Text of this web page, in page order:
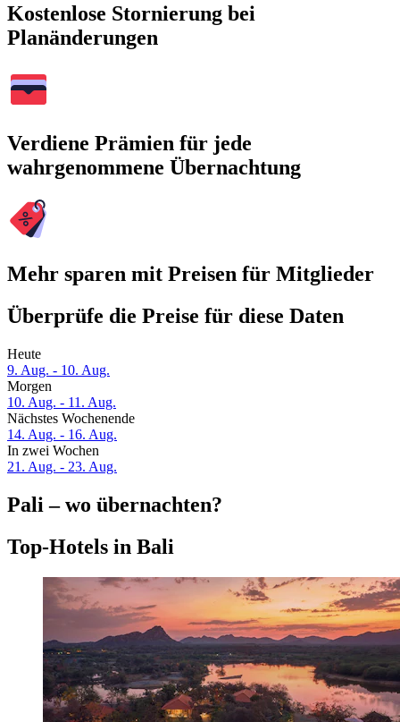
Kostenlose Stornierung bei
Planänderungen
Verdiene Prämien für jede
wahrgenommene Übernachtung
Mehr sparen mit Preisen für Mitglieder
Überprüfe die Preise für diese Daten
Heute
9. Aug. - 10. Aug.
Morgen
10. Aug. - 11. Aug.
Nächstes Wochenende
14. Aug. - 16. Aug.
In zwei Wochen
21. Aug. - 23. Aug.
Pali – wo übernachten?
Top-Hotels in Bali